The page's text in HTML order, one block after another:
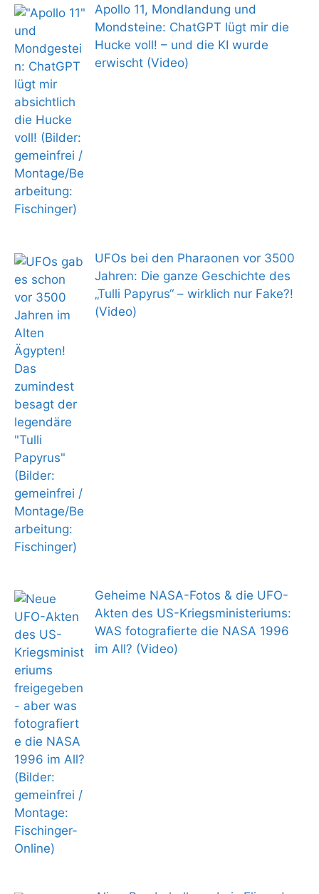
Apollo 11, Mondlandung und
Mondsteine: ChatGPT lügt mir die
Hucke voll! – und die KI wurde
erwischt (Video)
UFOs bei den Pharaonen vor 3500
Jahren: Die ganze Geschichte des
„Tulli Papyrus“ – wirklich nur Fake?!
(Video)
Geheime NASA-Fotos & die UFO-
Akten des US-Kriegsministeriums:
WAS fotografierte die NASA 1996
im All? (Video)